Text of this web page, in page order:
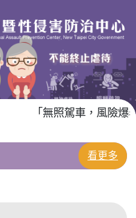
「無照駕車，風險
看更多